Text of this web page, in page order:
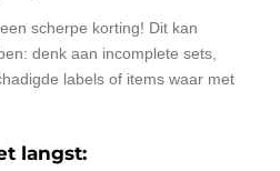
scherpe korting! Dit kan
denk aan incomplete sets,
labels of items waar met
langst: